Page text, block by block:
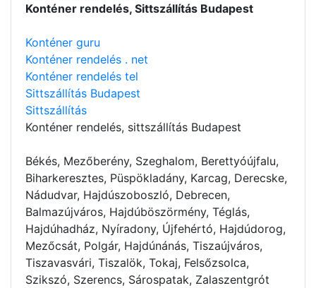
Konténer rendelés, Sittszállítás Budapest
Konténer guru
Konténer rendelés . net
Konténer rendelés tel
Sittszállítás Budapest
Sittszállítás
Konténer rendelés, sittszállítás Budapest
Békés, Mezőberény, Szeghalom, Berettyóújfalu,
Biharkeresztes, Püspökladány, Karcag, Derecske,
Nádudvar, Hajdúszoboszló, Debrecen,
Balmazújváros, Hajdúböszörmény, Téglás,
Hajdúhadház, Nyíradony, Újfehértó, Hajdúdorog,
Mezőcsát, Polgár, Hajdúnánás, Tiszaújváros,
Tiszavasvári, Tiszalök, Tokaj, Felsőzsolca,
Szikszó, Szerencs, Sárospatak, Zalaszentgrót